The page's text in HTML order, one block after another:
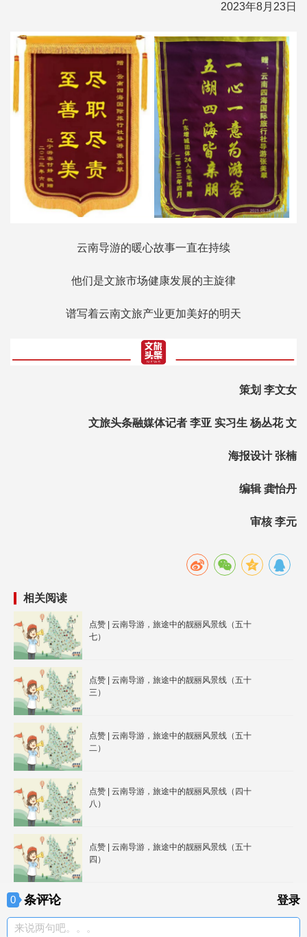
2023年8月23日
云南导游的暖心故事一直在持续
他们是文旅市场健康发展的主旋律
谱写着云南文旅产业更加美好的明天
策划 李文女
文旅头条融媒体记者 李亚 实习生 杨丛花 文
海报设计 张楠
编辑 龚怡丹
审核 李元
相关阅读
点赞 | 云南导游，旅途中的靓丽风景线（五十
七）
点赞 | 云南导游，旅途中的靓丽风景线（五十
三）
点赞 | 云南导游，旅途中的靓丽风景线（五十
二）
点赞 | 云南导游，旅途中的靓丽风景线（四十
八）
点赞 | 云南导游，旅途中的靓丽风景线（五十
四）
0 条评论 登录
来说两句吧。。。